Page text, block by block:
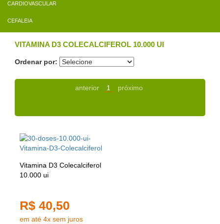
CARDIOVASCULAR
CEFALEIA
VITAMINA D3 COLECALCIFEROL 10.000 UI
Ordenar por:
anterior 1 próximo
Vitamina D3 Colecalciferol
10.000 ui
R$ 40,50
em até 4x sem juros